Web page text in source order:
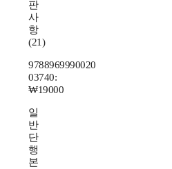
판
사
항
(21)
9788969990020
03740:
₩19000
일
반
단
행
본